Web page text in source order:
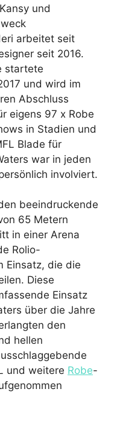
und
arbeitet seit
seit 2016.
startete
und wird im
Abschluss
eigens 97 x Robe
in Stadien und
Blade für
war in jeden
involviert.
beeindruckende
65 Metern
in einer Arena
Rolio-
Einsatz, die die
Diese
Einsatz
über die Jahre
den
hellen
und weitere Robe-